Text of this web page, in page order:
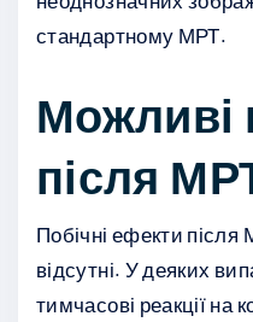
стандартному МРТ.
Можливі
після
Побічні ефекти після
відсутні. У деяких
тимчасові реакції на